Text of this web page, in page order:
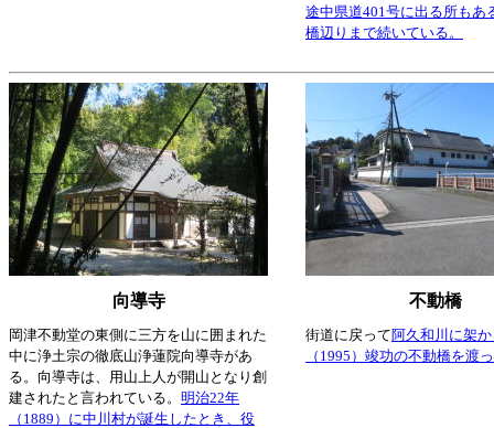
途中県道401号に出る所もあ
橋辺りまで続いている。
向導寺 不動橋
岡津不動堂の東側に三方を山に囲まれた
中に浄土宗の徹底山浄蓮院向導寺があ
る。向導寺は、用山上人が開山となり創
建されたと言われている。 明治22年
（1889）に中川村が誕生したとき、役
街道に戻って阿久和川に架
（1995）竣功の不動橋を渡